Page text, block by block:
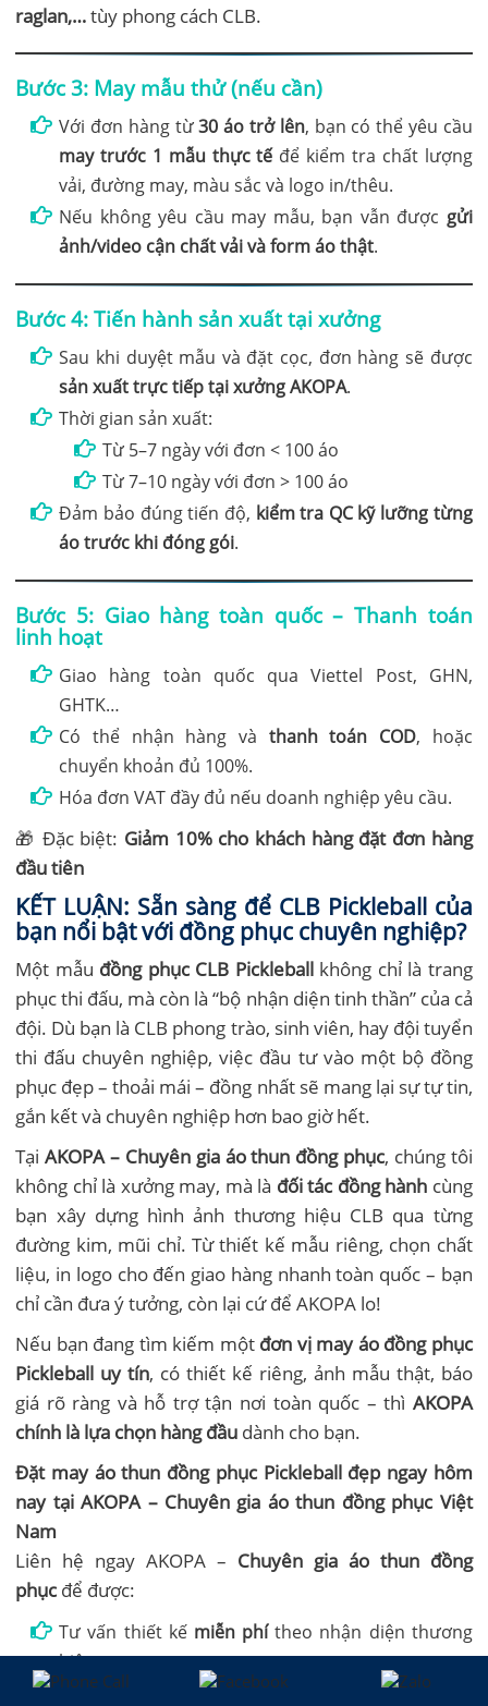
raglan,…tùy phong cách CLB.
Bước 3: May mẫu thử (nếu cần)
Với đơn hàng từ30 áo trở lên, bạn có thể yêu cầu
may trước 1 mẫu thực tếđể kiểm tra chất lượng
vải, đường may, màu sắc và logo in/thêu.
Nếu không yêu cầu may mẫu, bạn vẫn được gửi
ảnh/video cận chất vải và form áo thật.
Bước 4: Tiến hành sản xuất tại xưởng
Sau khi duyệt mẫu và đặt cọc, đơn hàng sẽ được
sản xuất trực tiếp tại xưởng AKOPA.
Thời gian sản xuất:
Từ 5–7 ngày với đơn < 100 áo
Từ 7–10 ngày với đơn > 100 áo
Đảm bảo đúng tiến độ, kiểm tra QC kỹ lưỡng từng
áo trước khi đóng gói.
Bước 5: Giao hàng toàn quốc – Thanh toán
linh hoạt
Giao hàng toàn quốc qua Viettel Post, GHN,
GHTK…
Có thể nhận hàng và thanh toán COD, hoặc
chuyển khoản đủ 100%.
Hóa đơn VAT đầy đủ nếu doanh nghiệp yêu cầu.
🎁 Đặc biệt: Giảm 10% cho khách hàng đặt đơn hàng
đầu tiên
KẾT LUẬN: Sẵn sàng để CLB Pickleball của
bạn nổi bật với đồng phục chuyên nghiệp?
Một mẫu đồng phục CLB Pickleballkhông chỉ là trang
phục thi đấu, mà còn là “bộ nhận diện tinh thần” của cả
đội. Dù bạn là CLB phong trào, sinh viên, hay đội tuyển
thi đấu chuyên nghiệp, việc đầu tư vào một bộ đồng
phục đẹp – thoải mái – đồng nhất sẽ mang lại sự tự tin,
gắn kết và chuyên nghiệp hơn bao giờ hết.
TạiAKOPA – Chuyên gia áo thun đồng phục, chúng tôi
không chỉ là xưởng may, mà là đối tác đồng hành cùng
bạn xây dựng hình ảnh thương hiệu CLB qua từng
đường kim, mũi chỉ. Từ thiết kế mẫu riêng, chọn chất
liệu, in logo cho đến giao hàng nhanh toàn quốc – bạn
chỉ cần đưa ý tưởng, còn lại cứ để AKOPA lo!
Nếu bạn đang tìm kiếm một đơn vị may áo đồng phục
Pickleball uy tín, có thiết kế riêng, ảnh mẫu thật, báo
giá rõ ràng và hỗ trợ tận nơi toàn quốc – thì AKOPA
chính là lựa chọn hàng đầu dành cho bạn.
Đặt may áo thun đồng phục Pickleball đẹp ngay hôm
nay tại AKOPA – Chuyên gia áo thun đồng phục Việt
Nam
Liên hệ ngay AKOPA – Chuyên gia áo thun đồng
phục để được:
Tư vấn thiết kế miễn phítheo nhận diện thương
hiệu
Nhậnbáo giá nhanh trong 5 phút